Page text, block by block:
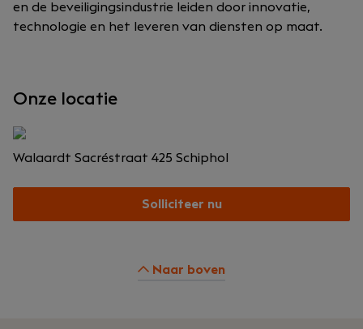
en de beveiligingsindustrie leiden door innovatie,
technologie en het leveren van diensten op maat.
Onze locatie
Walaardt Sacréstraat 425 Schiphol
Solliciteer nu
Naar boven